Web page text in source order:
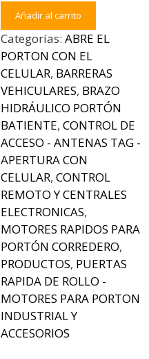
ABRE
EL
PORTON
CON
CELULAR
-
HONOADOOREVO:
RECEPTOR
433MHZ
/
WIFI
/
BLUETOOTH
/
RFID
/
WEIGAND
-
CONECTADO
A
Añadir al carrito
Categorías: ABRE EL
PORTON CON EL
CELULAR, BARRERAS
VEHICULARES, BRAZO
HIDRÁULICO PORTÓN
BATIENTE, CONTROL DE
ACCESO - ANTENAS TAG -
APERTURA CON
CELULAR, CONTROL
REMOTO Y CENTRALES
ELECTRONICAS,
MOTORES RAPIDOS PARA
PORTÓN CORREDERO,
PRODUCTOS, PUERTAS
RAPIDA DE ROLLO -
MOTORES PARA PORTON
INDUSTRIAL Y
ACCESORIOS